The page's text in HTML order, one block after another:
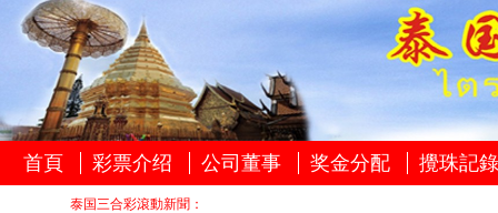
首頁 彩票介绍 公司董事 奖金分配 攪珠記錄
泰国三合彩滾動新聞：